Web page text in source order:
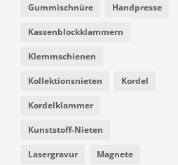
Gummischnüre Handpresse
Kassenblockklammern
Klemmschienen
Kollektionsnieten Kordel
Kordelklammer
Kunststoff-Nieten
Lasergravur Magnete